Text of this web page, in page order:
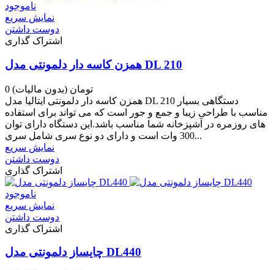
ناموجود
نمایش سریع
دوست داشتن
اشتراک گذاری
همزن کاسه دار دلمونتی مدل DL 210
0 تومان (بدون مالیات)
همزن کاسه دار دلمونتی ایتالیا مدل DL 210 دستگاهی بسیار
مناسب با طراحی زیبا و جمع و جور است که می تواند برای استفاده
های روزمره در آشپزخانه شما مناسب باشد.این دستگاه دارای توان
300 وات است و دارای دو نوع سری شامل سری...
نمایش سریع
دوست داشتن
اشتراک گذاری
ناموجود
نمایش سریع
دوست داشتن
اشتراک گذاری
چایساز دلمونتی مدل DL440